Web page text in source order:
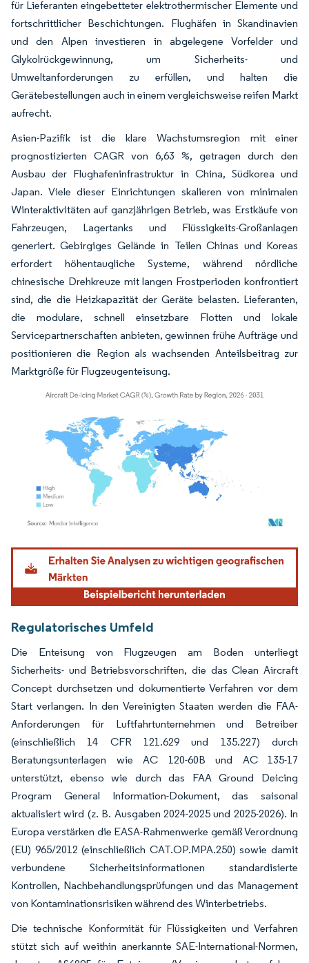
für Lieferanten eingebetteter elektrothermischer Elemente und
fortschrittlicher Beschichtungen. Flughäfen in Skandinavien
und den Alpen investieren in abgelegene Vorfelder und
Glykolrückgewinnung, um Sicherheits- und
Umweltanforderungen zu erfüllen, und halten die
Gerätebestellungen auch in einem vergleichsweise reifen Markt
aufrecht.
Asien-Pazifik ist die klare Wachstumsregion mit einer
prognostizierten CAGR von 6,63 %, getragen durch den
Ausbau der Flughafeninfrastruktur in China, Südkorea und
Japan. Viele dieser Einrichtungen skalieren von minimalen
Winteraktivitäten auf ganzjährigen Betrieb, was Erstkäufe von
Fahrzeugen, Lagertanks und Flüssigkeits-Großanlagen
generiert. Gebirgiges Gelände in Teilen Chinas und Koreas
erfordert höhentaugliche Systeme, während nördliche
chinesische Drehkreuze mit langen Frostperioden konfrontiert
sind, die die Heizkapazität der Geräte belasten. Lieferanten,
die modulare, schnell einsetzbare Flotten und lokale
Servicepartnerschaften anbieten, gewinnen frühe Aufträge und
positionieren die Region als wachsenden Anteilsbeitrag zur
Marktgröße für Flugzeugenteisung.
Bild © Mordor Intelligence. Wiederverwendung erfordert Namensnennung gemäß
Regulatorisches Umfeld
Die Enteisung von Flugzeugen am Boden unterliegt
Sicherheits- und Betriebsvorschriften, die das Clean Aircraft
Concept durchsetzen und dokumentierte Verfahren vor dem
Start verlangen. In den Vereinigten Staaten werden die FAA-
Anforderungen für Luftfahrtunternehmen und Betreiber
(einschließlich 14 CFR 121.629 und 135.227) durch
Beratungsunterlagen wie AC 120-60B und AC 135-17
unterstützt, ebenso wie durch das FAA Ground Deicing
Program General Information-Dokument, das saisonal
aktualisiert wird (z. B. Ausgaben 2024-2025 und 2025-2026). In
Europa verstärken die EASA-Rahmenwerke gemäß Verordnung
(EU) 965/2012 (einschließlich CAT.OP.MPA.250) sowie damit
verbundene Sicherheitsinformationen standardisierte
Kontrollen, Nachbehandlungsprüfungen und das Management
von Kontaminationsrisiken während des Winterbetriebs.
Die technische Konformität für Flüssigkeiten und Verfahren
stützt sich auf weithin anerkannte SAE-International-Normen,